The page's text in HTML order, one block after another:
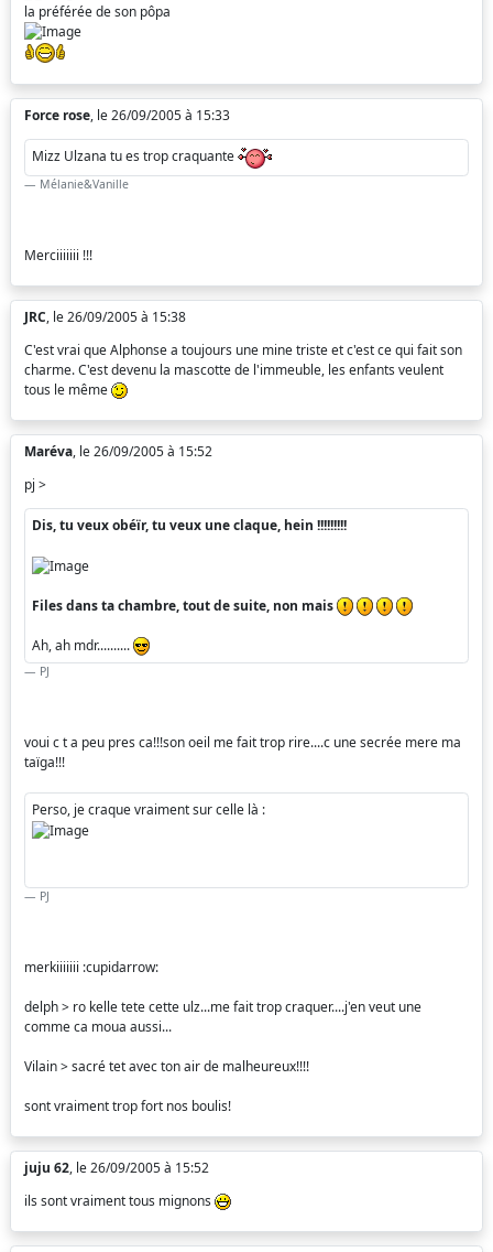
la préférée de son pôpa
Force rose, le 26/09/2005 à 15:33
Mizz Ulzana tu es trop craquante
Mélanie&Vanille
Merciiiiiii !!!
JRC, le 26/09/2005 à 15:38
C'est vrai que Alphonse a toujours une mine triste et c'est ce qui fait son
charme. C'est devenu la mascotte de l'immeuble, les enfants veulent
tous le même
Maréva, le 26/09/2005 à 15:52
pj >
Dis, tu veux obéïr, tu veux une claque, hein !!!!!!!!!
Files dans ta chambre, tout de suite, non mais
Ah, ah mdr..........
PJ
voui c t a peu pres ca!!!son oeil me fait trop rire....c une secrée mere ma
taïga!!!
Perso, je craque vraiment sur celle là :
PJ
merkiiiiiii :cupidarrow:
delph > ro kelle tete cette ulz...me fait trop craquer....j'en veut une
comme ca moua aussi...
Vilain > sacré tet avec ton air de malheureux!!!!
sont vraiment trop fort nos boulis!
juju 62, le 26/09/2005 à 15:52
ils sont vraiment tous mignons